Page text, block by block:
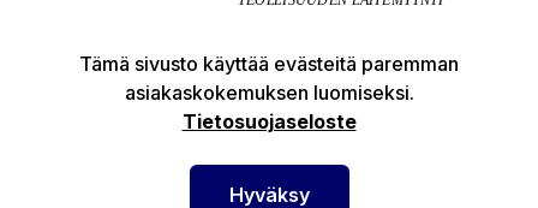
Tämä sivusto käyttää evästeitä paremman
asiakaskokemuksen luomiseksi.
Tietosuojaseloste
Hyväksy